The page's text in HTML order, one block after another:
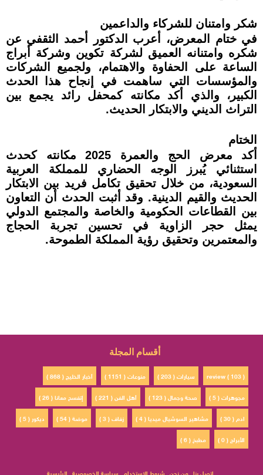
شكر وامتنان للشركاء والداعمين
في ختام المعرض، أعرب الدكتور أحمد الثقفي عن
شكره وامتنانه العميق لشركة تكوين وشركة أبراج
الساعة على الحفاوة والاهتمام، ولجميع الشركات
والمؤسسات التي ساهمت في إنجاح هذا الحدث
الكبير، والذي أكد مكانته كمحفل رائد يجمع بين
التراث الديني والابتكار الحديث.
الختام
أكد معرض الحج والعمرة 2025 مكانته كحدث
استثنائي يُبرز الوجه الحضاري للمملكة العربية
السعودية، من خلال تحقيق تكامل فريد بين الابتكار
الحديث والقيم الدينية. وقد أثبت الحدث أن التعاون
بين القطاعات الحكومية والخاصة والمجتمع الدولي
يمثل حجر الزاوية في تحسين تجربة الحجاج
والمعتمرين وتحقيق رؤية المملكة الطموحة.
أقسام المجلة
أخبار الخليج ( 868 ) منوعات ( 1151 ) سيارات ( 203 )
review ( 103 )
إتفسح معانا ( 26 )
أهل الفن ( 221 ) صحة وجمال ( 123 )
مجوهرات ( 5 )
ديكور ( 5 )
موضة ( 54 ) زفاف ( 3 ) مشاهير السوشيال ميديا ( 4 )
ادم ( 30 )
مطبخ ( 6 )
الأبراج ( 0 )
الرئيسية سياسة الخصوصية شروط الاستخدام من نحن اتصل بنا